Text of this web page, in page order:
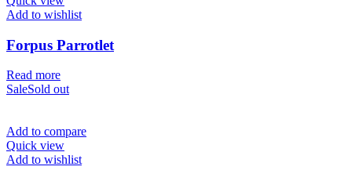
Add to wishlist
Forpus Parrotlet
Read more
SaleSold out
Add to compare
Quick view
Add to wishlist